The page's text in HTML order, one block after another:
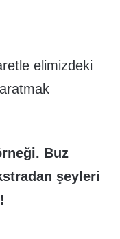
elimizdeki
Buz
şeyleri